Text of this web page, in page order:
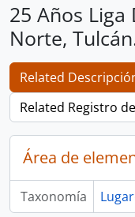
25 Años
Norte,
Related
Related Registro
Área de
Taxonomía